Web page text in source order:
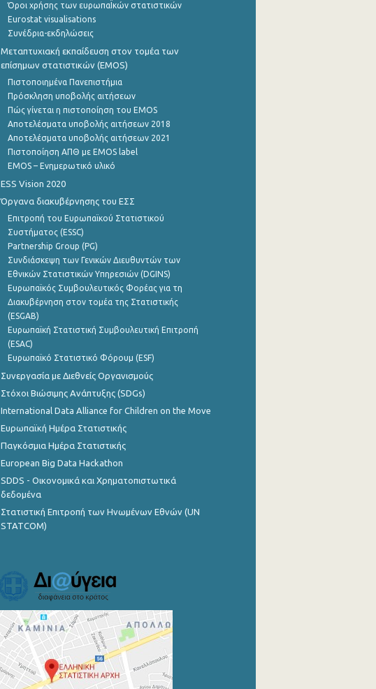
Όροι χρήσης των ευρωπαΪκών στατιστικών
Eurostat visualisations
Συνέδρια-εκδηλώσεις
Μεταπτυχιακή εκπαίδευση στον τομέα των
επίσημων στατιστικών (EMOS)
Πιστοποιημένα Πανεπιστήμια
Πρόσκληση υποβολής αιτήσεων
Πώς γίνεται η πιστοποίηση του EMOS
Αποτελέσματα υποβολής αιτήσεων 2018
Αποτελέσματα υποβολής αιτήσεων 2021
Πιστοποίηση ΑΠΘ με EMOS label
EMOS – Ενημερωτικό υλικό
ESS Vision 2020
Όργανα διακυβέρνησης του ΕΣΣ
Επιτροπή του Ευρωπαϊκού Στατιστικού
Συστήματος (ESSC)
Partnership Group (PG)
Συνδιάσκεψη των Γενικών Διευθυντών των
Εθνικών Στατιστικών Υπηρεσιών (DGINS)
Ευρωπαϊκός Συμβουλευτικός Φορέας για τη
Διακυβέρνηση στον τομέα της Στατιστικής
(ESGAB)
Ευρωπαϊκή Στατιστική Συμβουλευτική Επιτροπή
(ESAC)
Ευρωπαϊκό Στατιστικό Φόρουμ (ESF)
Συνεργασία με Διεθνείς Οργανισμούς
Στόχοι Βιώσιμης Ανάπτυξης (SDGs)
International Data Alliance for Children on the Move
Ευρωπαϊκή Ημέρα Στατιστικής
Παγκόσμια Ημέρα Στατιστικής
European Big Data Hackathon
SDDS - Οικονομικά και Χρηματοπιστωτικά
δεδομένα
Στατιστική Επιτροπή των Ηνωμένων Εθνών (UN
STATCOM)